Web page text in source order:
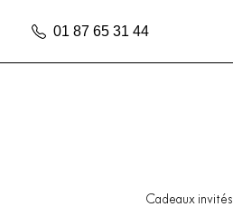
01 87 65 31 44
Cadeaux invités